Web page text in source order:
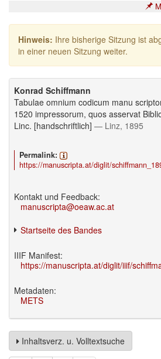
Hinweis: Ihre bisherige Sitzung ist
in einer neuen Sitzung weiter.
Konrad Schiffmann
Tabulae omnium codicum manu
1520 impressorum, quos asservat
Linc. [handschriftlich] — Linz, 1895
Permalink:
https://manuscripta.at/diglit/
Kontakt und Feedback:
manuscripta@oeaw.ac.at
Startseite des Bandes
IIIF Manifest:
https://manuscripta.at/diglit/iiif/
Metadaten:
METS
Inhaltsverz. u. Volltextsuche